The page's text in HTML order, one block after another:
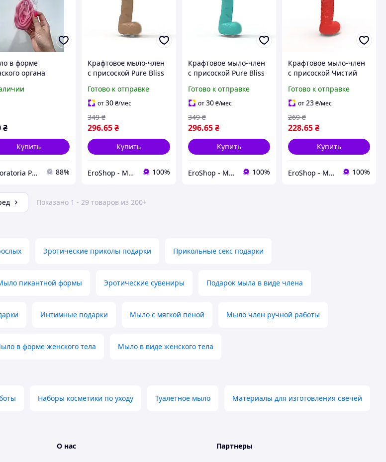
в форме
органа
₴
Купить
Laboratoria Podarynkiv 88%
Крафтовое мыло-член
с присоской Pure Bliss
натуральное
Готово к отправке
от30₴/мес
296.65₴
349 ₴
Купить
EroShop - Магазин товарів для дорослих 100%
Крафтовое мыло-член
с присоской Pure Bliss
натуральное
Готово к отправке
от30 ₴/мес
296.65 ₴
349 ₴
Купить
EroShop - Магазин товарів для дорослих 100%
Крафтовое мыло-член
с присоской Чистий
натуральное Sex Aura
Готово к отправке
от23₴/мес
228.65₴
269 ₴
Купить
EroShop - Магазин товарів для дорослих 100%
Показано 1 - 29 товаров из 200+
Эротические приколы подарки Прикольные секс подарки
пикантной формы Эротические сувениры Подарок мыла в виде члена
Интимные подарки Мыло с мягкой пеной Мыло член ручной работы
в форме женского тела Мыло в виде женского тела
Наборы косметики по уходу Туалетное мыло Материалы для изготовления свечей
О нас Партнеры